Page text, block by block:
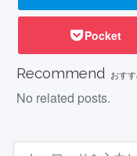
Pocket
Recommend おす
No related posts.